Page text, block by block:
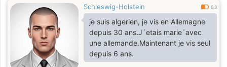
Schleswig-Holstein 0.3
je suis algerien, je vis en Allemagne
depuis 30 ans.J´etais marie´avec
une allemande.Maintenant je vis seul
depuis 6 ans.